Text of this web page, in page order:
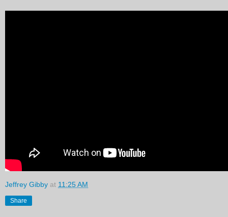
Jeffrey Gibby at 11:25 AM
Share